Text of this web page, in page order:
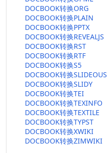
DOCBOOK转换ORG
DOCBOOK转换PLAIN
DOCBOOK转换PPTX
DOCBOOK转换REVEALJS
DOCBOOK转换RST
DOCBOOK转换RTF
DOCBOOK转换S5
DOCBOOK转换SLIDEOUS
DOCBOOK转换SLIDY
DOCBOOK转换TEI
DOCBOOK转换TEXINFO
DOCBOOK转换TEXTILE
DOCBOOK转换TYPST
DOCBOOK转换XWIKI
DOCBOOK转换ZIMWIKI